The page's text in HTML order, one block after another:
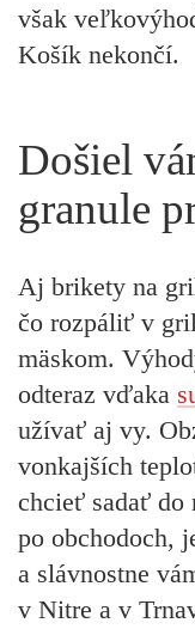
však
Košík nekončí.
Došiel
granule
Aj brikety na
čo rozpáliť v
mäskom.
odteraz vďaka
užívať aj vy.
vonkajších
chcieť sadať do
po obchodoch,
a slávnostne
v Nitre a v